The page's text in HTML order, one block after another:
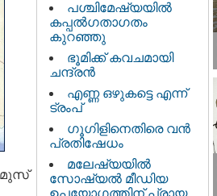
പശ്ചിമേഷ്യയിൽ
കപ്പൽഗതാഗതം
കുറഞ്ഞു
ഭൂമിക്ക് കവചമായി
ചന്ദ്രന്‍
എണ്ണ ഒഴുകട്ടെ എന്ന്
ട്രംപ്
ഗൂഗിളിനെതിരെ വൻ
പ്രതിഷേധം
മലേഷ്യയിൽ
സോഷ്യൽ മീഡിയ
ഉപയോഗത്തിന് പ്രായ